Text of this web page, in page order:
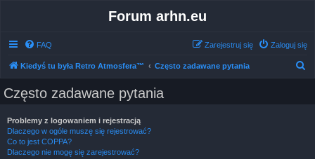
Forum arhn.eu
FAQ Zaloguj się
Zarejestruj się
Kiedyś tu była Retro Atmosfera™ Często zadawane pytania
Często zadawane pytania
Problemy z logowaniem i rejestracją
Dlaczego w ogóle muszę się rejestrować?
Co to jest COPPA?
Dlaczego nie mogę się zarejestrować?